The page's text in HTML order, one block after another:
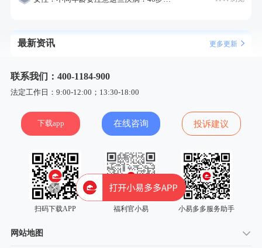
最新资讯 更多更新
联系我们：400-1184-900
法定工作日：9:00-12:00；13:30-18:00
下载app 在线咨询 投诉建议
扫码下载APP 福利官小易 小易多多服务助手
网站地图